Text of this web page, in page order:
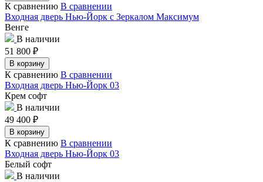
К сравнению В сравнении
Входная дверь Нью-Йорк с Зеркалом Максимум
Венге
В наличии
51 800 ₽
В корзину
К сравнению В сравнении
Входная дверь Нью-Йорк 03
Крем софт
В наличии
49 400 ₽
В корзину
К сравнению В сравнении
Входная дверь Нью-Йорк 03
Белый софт
В наличии